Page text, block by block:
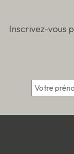
Inscrivez-vous